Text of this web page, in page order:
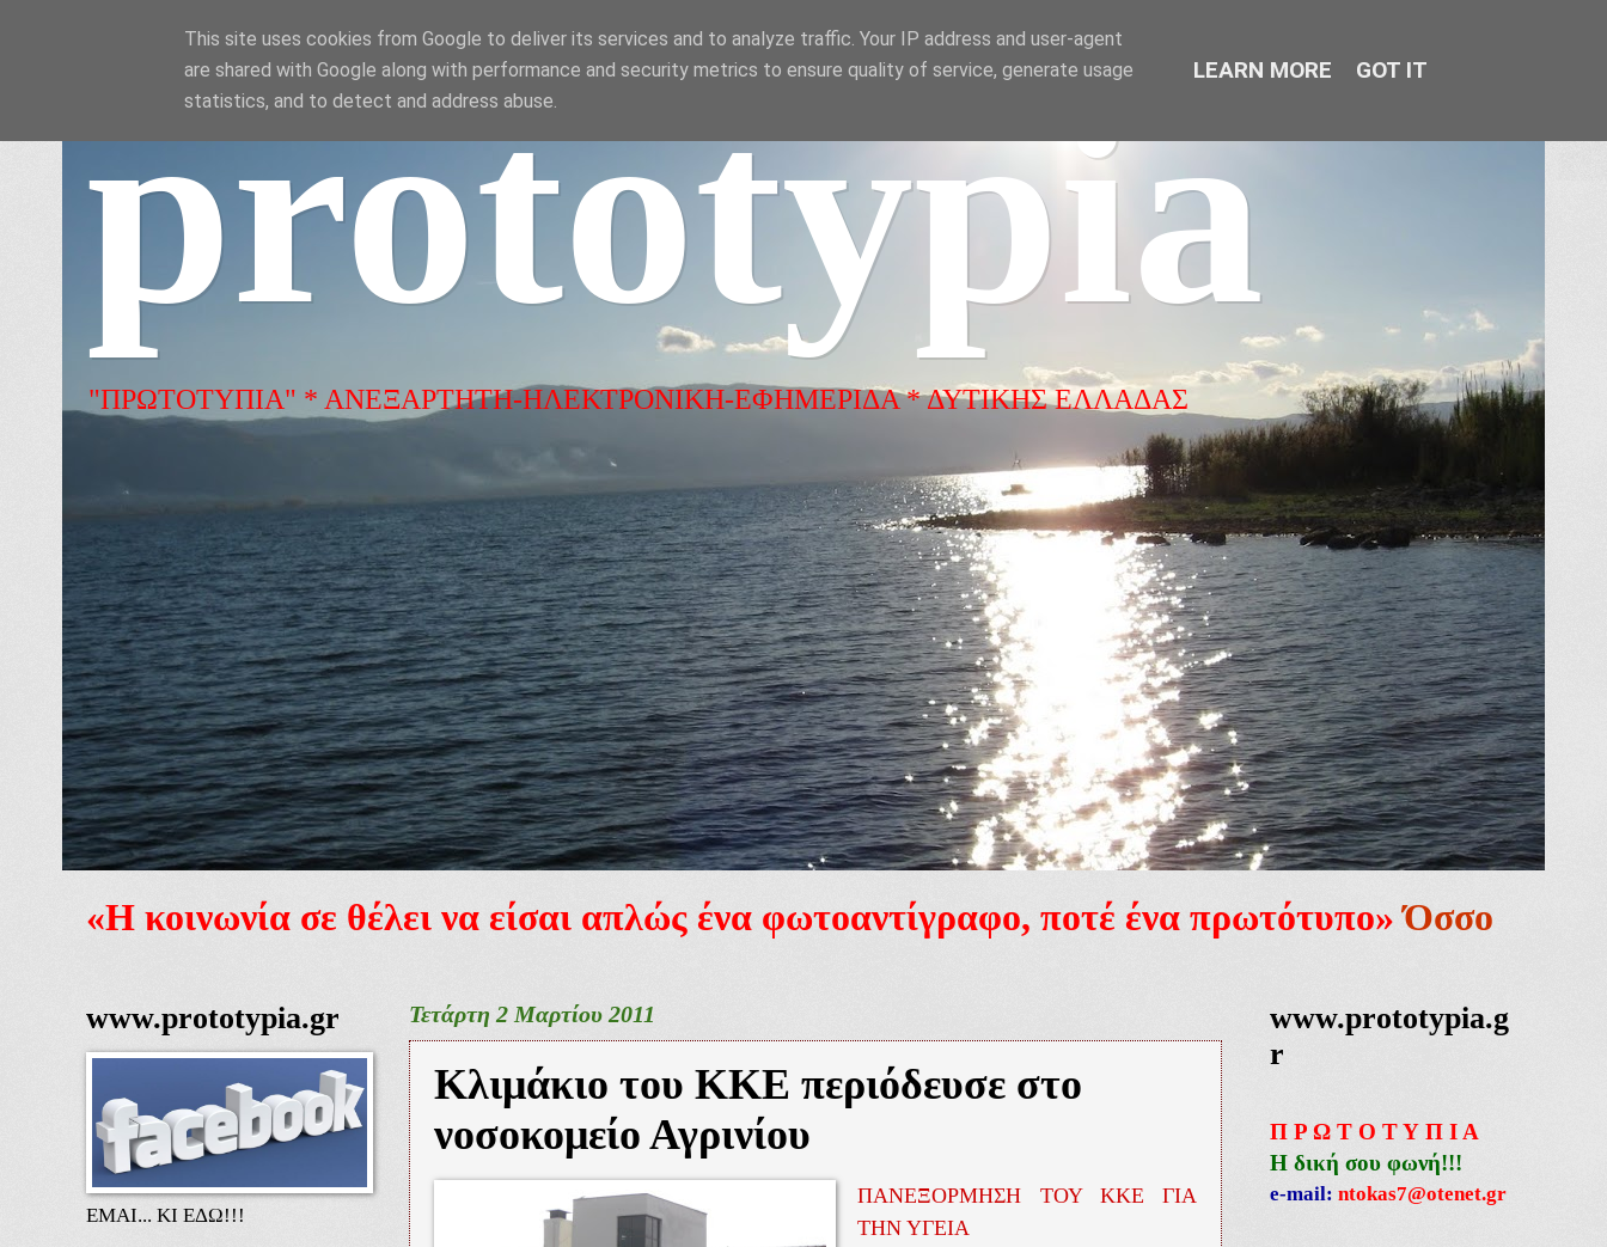
prototypia
"ΠΡΩΤΟΤΥΠΙΑ" * ΑΝΕΞΑΡΤΗΤΗ-ΗΛΕΚΤΡΟΝΙΚΗ-ΕΦΗΜΕΡΙΔΑ * ΔΥΤΙΚΗΣ ΕΛΛΑΔΑΣ
«Η κοινωνία σε θέλει να είσαι απλώς ένα φωτοαντίγραφο, ποτέ ένα πρωτότυπο» Όσσο
Τετάρτη 2 Μαρτίου 2011
Κλιμάκιο του ΚΚΕ περιόδευσε στο
νοσοκομείο Αγρινίου
ΠΑΝΕΞΟΡΜΗΣΗ ΤΟΥ ΚΚΕ ΓΙΑ
ΤΗΝ ΥΓΕΙΑ
www.prototypia.gr
ΕΜΑΙ... ΚΙ ΕΔΩ!!!
www.prototypia.g
r
Π Ρ Ω Τ Ο Τ Υ Π Ι Α
Η δική σου φωνή!!!
e-mail: ntokas7@otenet.gr
This site uses cookies from Google to deliver its services and to analyze traffic. Your IP address and user-agent
are shared with Google along with performance and security metrics to ensure quality of service, generate usage
statistics, and to detect and address abuse.
LEARN MORE GOT IT